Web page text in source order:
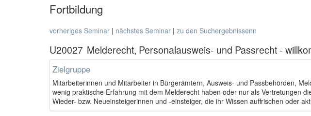
Fortbildung
vorheriges Seminar | nächstes Seminar | zu den Suchergebnissenn
U20027 Melderecht, Personalausweis- und Passrecht -
Zielgruppe
Mitarbeiterinnen und Mitarbeiter in Bürgerämtern, Ausweis- und Passbehörden,
wenig praktische Erfahrung mit dem Melderecht haben oder nur als Vertretungen
Wieder- bzw. Neueinsteigerinnen und -einsteiger, die ihr Wissen auffrischen oder